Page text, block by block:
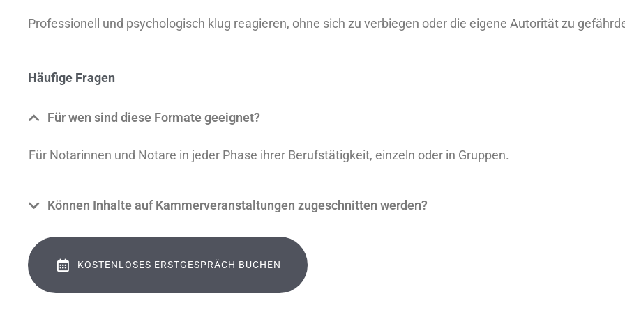
Professionell und psychologisch klug reagieren, ohne sich zu verbiegen oder die eigene Autorität zu
Häufige Fragen
Für wen sind diese Formate geeignet?
Für Notarinnen und Notare in jeder Phase ihrer Berufstätigkeit, einzeln oder in Gruppen.
Können Inhalte auf Kammerveranstaltungen zugeschnitten werden?
KOSTENLOSES ERSTGESPRÄCH BUCHEN